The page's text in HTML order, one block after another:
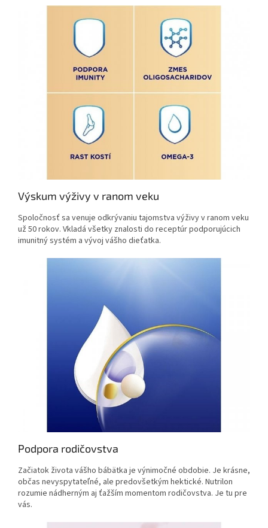
Výskum výživy v ranom veku
Spoločnosť sa venuje odkrývaniu tajomstva výživy v ranom veku
už 50 rokov. Vkladá všetky znalosti do receptúr podporujúcich
imunitný systém a vývoj vášho dieťatka.
Podpora rodičovstva
Začiatok života vášho bábätka je výnimočné obdobie. Je krásne,
občas nevyspytateľné, ale predovšetkým hektické. Nutrilon
rozumie nádherným aj ťažším momentom rodičovstva. Je tu pre
vás.